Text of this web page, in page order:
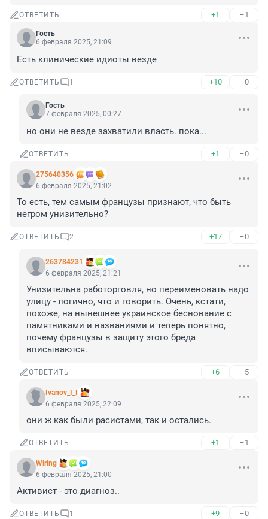
ОТВЕТИТЬ +1 –1
Гость
6 февраля 2025, 21:09
Есть клинические идиоты везде
ОТВЕТИТЬ 1 +10 –0
Гость
7 февраля 2025, 00:27
но они не везде захватили власть. пока...
ОТВЕТИТЬ +1 –0
275640356
6 февраля 2025, 21:02
То есть, тем самым французы признают, что быть
негром унизительно?
ОТВЕТИТЬ 2 +17 –0
263784231
6 февраля 2025, 21:21
Унизительна работорговля, но переименовать надо
улицу - логично, что и говорить. Очень, кстати,
похоже, на нынешнее украинское беснование с
памятниками и названиями и теперь понятно,
почему французы в защиту этого бреда
вписываются.
ОТВЕТИТЬ +6 –5
Ivanov_I_I
6 февраля 2025, 22:09
они ж как были расистами, так и остались.
ОТВЕТИТЬ +1 –1
Wiring
6 февраля 2025, 21:00
Активист - это диагноз..
ОТВЕТИТЬ 1 +9 –0